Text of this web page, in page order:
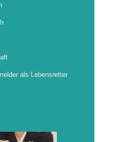
als Lebensretter